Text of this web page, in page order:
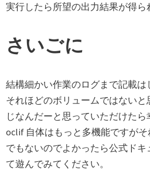
実行したら所望の出力結果が得ら
さいごに
結構細かい作業のログまで記載
それほどのボリュームではない
じなんだーと思っていただけたら
oclif 自体はもっと多機能ですが
でもないのでよかったら公式ド
て遊んでみてください。